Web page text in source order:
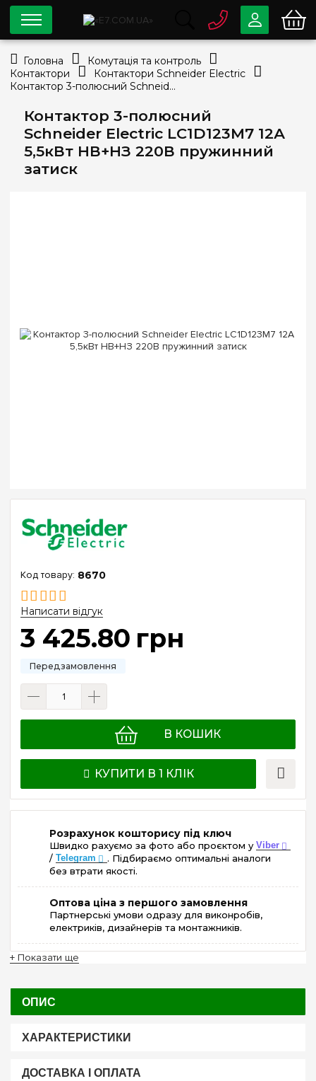
Контактор 3-полюсний
Schneider Electric LC1D123M7 12А
5,5кВт НВ+НЗ 220В пружинний
затиск
8670
Написати відгук
3 425.80 грн
В КОШИК
КУПИТИ В 1 КЛІК
Розрахунок кошторису під ключ
Швидко рахуємо за фото або проєктом у Viber
/ Telegram
. Підбираємо оптимальні аналоги
без втрати якості.
Оптова ціна з першого замовлення
Партнерські умови одразу для виконробів,
електриків, дизайнерів та монтажників.
+ Показати ще
ОПИС
ХАРАКТЕРИСТИКИ
ДОСТАВКА І ОПЛАТА
0 80033-63-07
info@e7.com.ua
Viber Telegram
Головна
Комутація та контроль
Контактори
Контактори Schneider Electric
Контактор 3-полюсний Schneider Electric LC1D123M7 12А 5,5кВт НВ+НЗ 220В пружинний затиск